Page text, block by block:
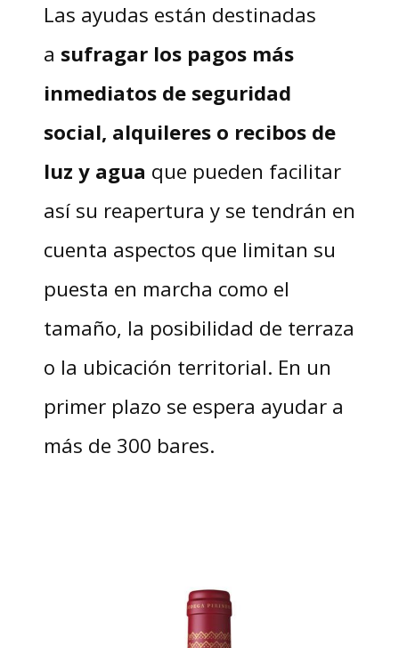
Las ayudas están destinadas
a sufragar los pagos más
inmediatos de seguridad
social, alquileres o recibos de
luz y agua que pueden facilitar
así su reapertura y se tendrán en
cuenta aspectos que limitan su
puesta en marcha como el
tamaño, la posibilidad de terraza
o la ubicación territorial. En un
primer plazo se espera ayudar a
más de 300 bares.